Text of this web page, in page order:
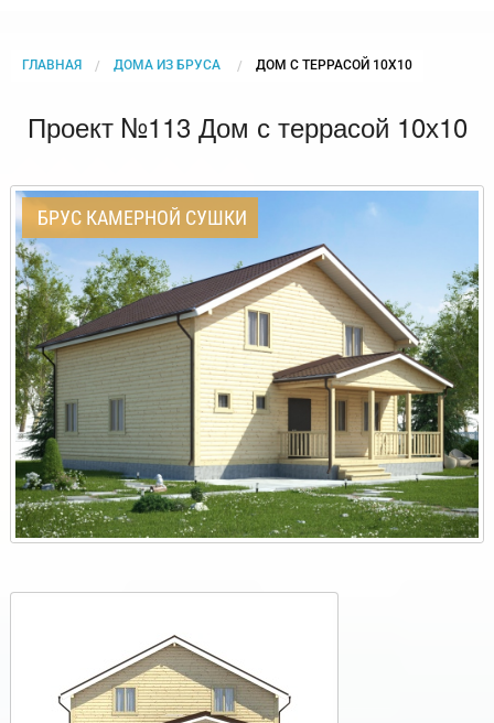
ГЛАВНАЯ ДОМА ИЗ БРУСА CURRENT:
ДОМ С ТЕРРАСОЙ 10Х10
Проект №113 Дом с террасой 10х10
БРУС КАМЕРНОЙ СУШКИ